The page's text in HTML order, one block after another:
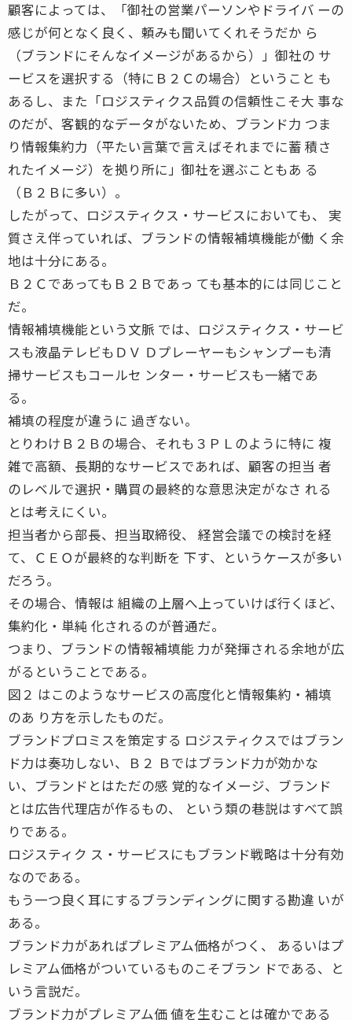
顧客によっては、「御社の営業パーソンやドライバ ーの
感じが何となく良く、頼みも聞いてくれそうだか ら
（ブランドにそんなイメージがあるから）」御社の サ
ービスを選択する（特にＢ２Ｃの場合）ということ も
あるし、また「ロジスティクス品質の信頼性こそ大 事な
のだが、客観的なデータがないため、ブランド力 つま
り情報集約力（平たい言葉で言えばそれまでに蓄 積さ
れたイメージ）を拠り所に」御社を選ぶこともあ る
（Ｂ２Ｂに多い）。
したがって、ロジスティクス・サービスにおいても、 実
質さえ伴っていれば、ブランドの情報補填機能が働 く余
地は十分にある。
Ｂ２ＣであってもＢ２Ｂであっ ても基本的には同じこと
だ。
情報補填機能という文脈 では、ロジスティクス・サービ
スも液晶テレビもＤＶ Ｄプレーヤーもシャンプーも清
掃サービスもコールセ ンター・サービスも一緒であ
る。
補填の程度が違うに 過ぎない。
とりわけＢ２Ｂの場合、それも３ＰＬのように特に 複
雑で高額、長期的なサービスであれば、顧客の担当 者
のレベルで選択・購買の最終的な意思決定がなさ れる
とは考えにくい。
担当者から部長、担当取締役、 経営会議での検討を経
て、ＣＥＯが最終的な判断を 下す、というケースが多い
だろう。
その場合、情報は 組織の上層へ上っていけば行くほど、
集約化・単純 化されるのが普通だ。
つまり、ブランドの情報補填能 力が発揮される余地が広
がるということである。
図２ はこのようなサービスの高度化と情報集約・補填
のあ り方を示したものだ。
ブランドプロミスを策定する ロジスティクスではブラン
ド力は奏功しない、Ｂ２ Ｂではブランド力が効かな
い、ブランドとはただの感 覚的なイメージ、ブランド
とは広告代理店が作るもの、 という類の巷説はすべて誤
りである。
ロジスティク ス・サービスにもブランド戦略は十分有効
なのである。
もう一つ良く耳にするブランディングに関する勘違 いが
ある。
ブランド力があればプレミアム価格がつく、 あるいはプ
レミアム価格がついているものこそブラン ドである、と
いう言説だ。
ブランド力がプレミアム価 値を生むことは確かである